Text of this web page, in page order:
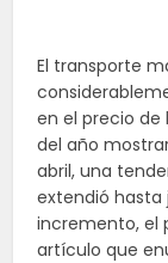
El transporte
en el precio de
del año
abril, una
extendió hasta
incremento, el
artículo que